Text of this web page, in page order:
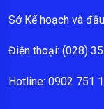
Sở Kế hoạch và
Điện thoại: (028)
Hotline: 0902 751